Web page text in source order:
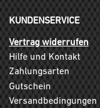
KUNDENSERVICE
Vertrag widerrufen
Hilfe und Kontakt
Zahlungsarten
Gutschein
Versandbedingungen